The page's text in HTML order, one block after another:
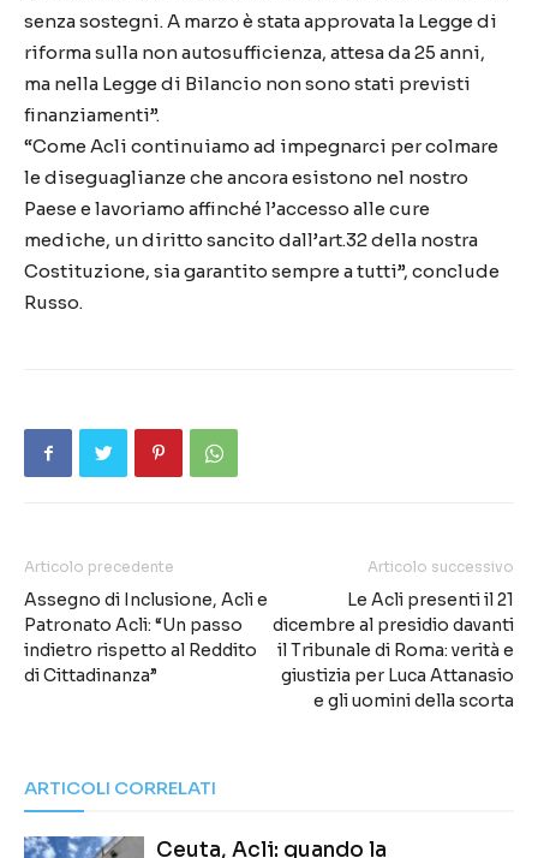
senza sostegni. A marzo è stata approvata la Legge di
riforma sulla non autosufficienza, attesa da 25 anni,
ma nella Legge di Bilancio non sono stati previsti
finanziamenti”.
“Come Acli continuiamo ad impegnarci per colmare
le diseguaglianze che ancora esistono nel nostro
Paese e lavoriamo affinché l’accesso alle cure
mediche, un diritto sancito dall’art.32 della nostra
Costituzione, sia garantito sempre a tutti”, conclude
Russo.
Articolo precedente
Assegno di Inclusione, Acli e
Patronato Acli: “Un passo
indietro rispetto al Reddito
di Cittadinanza”
Articolo successivo
Le Acli presenti il 21
dicembre al presidio davanti
il Tribunale di Roma: verità e
giustizia per Luca Attanasio
e gli uomini della scorta
ARTICOLI CORRELATI
Ceuta, Acli: quando la